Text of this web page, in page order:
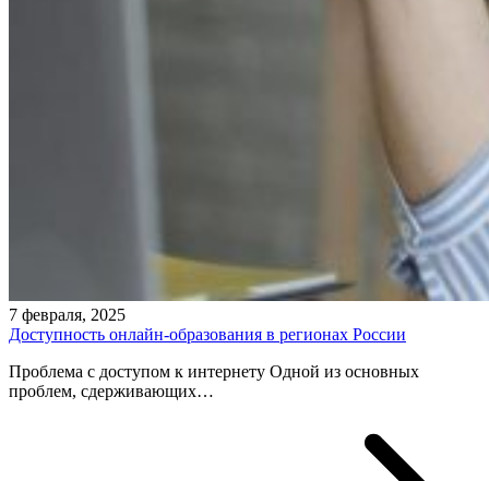
7 февраля, 2025
Доступность онлайн-образования в регионах России
Проблема с доступом к интернету Одной из основных
проблем, сдерживающих…